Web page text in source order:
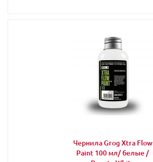
Чернила Grog Xtra Flow
Paint 100 мл/ белые /